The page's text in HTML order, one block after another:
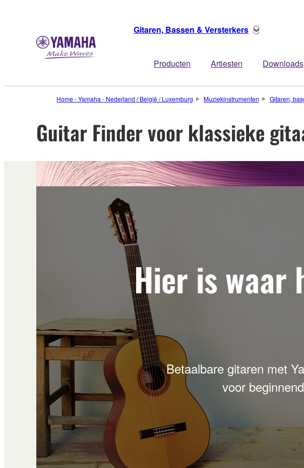
Gitaren, Bassen & Versterkers
Producten Artiesten Downloads
Home - Yamaha - Nederland / België / Luxemburg Muziekinstrumenten Gitaren,
Guitar Finder voor klassieke
Hier is waar
Betaalbare gitaren met
voor